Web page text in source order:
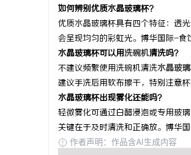
如何辨别优质水晶玻璃杯？
优质水晶玻璃杯具有四个特征：透
会呈现均匀的彩虹光。博华国际-食
水晶玻璃杯可以用洗碗机清洗吗？
不建议频繁使用洗碗机清洗水晶玻
建议手洗后用软布擦干，特别注意
水晶玻璃杯出现雾化还能吗？
轻微雾化可通过白醋浸泡或专用玻
关键在于及时清洗和正确放。博华
作者声明：作品含AI生成内容